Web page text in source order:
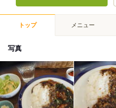
トップ メニュー
写真